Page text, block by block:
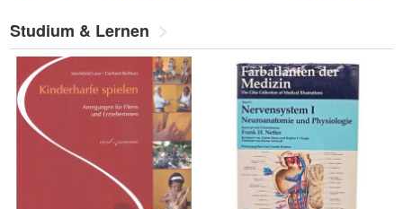
Studium & Lernen